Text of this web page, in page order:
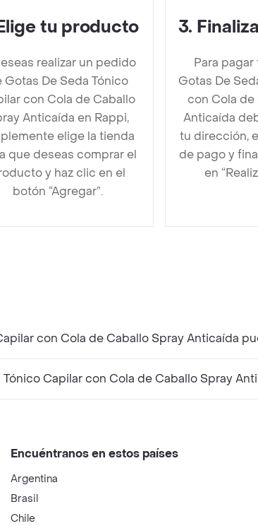
tu producto
realizar un pedido
Gotas De Seda Tónico
con Cola de Caballo
Anticaída en Rappi,
elige la tienda
que deseas comprar el
y haz clic en el
botón “Agregar”.
3.
Para
Gotas De
con Cola de
Anticaída
tu dirección,
de pago y
en
con Cola de Caballo Spray Anticaída
Capilar con Cola de Caballo Spray
Encuéntranos en estos países
Argentina
Brasil
Chile